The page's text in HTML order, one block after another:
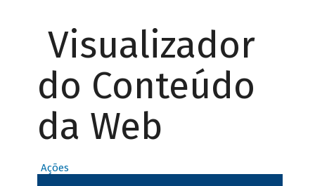
Visualizador
do Conteúdo
da Web
Ações